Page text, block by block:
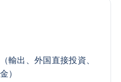
輸出、外国直接投資、
）